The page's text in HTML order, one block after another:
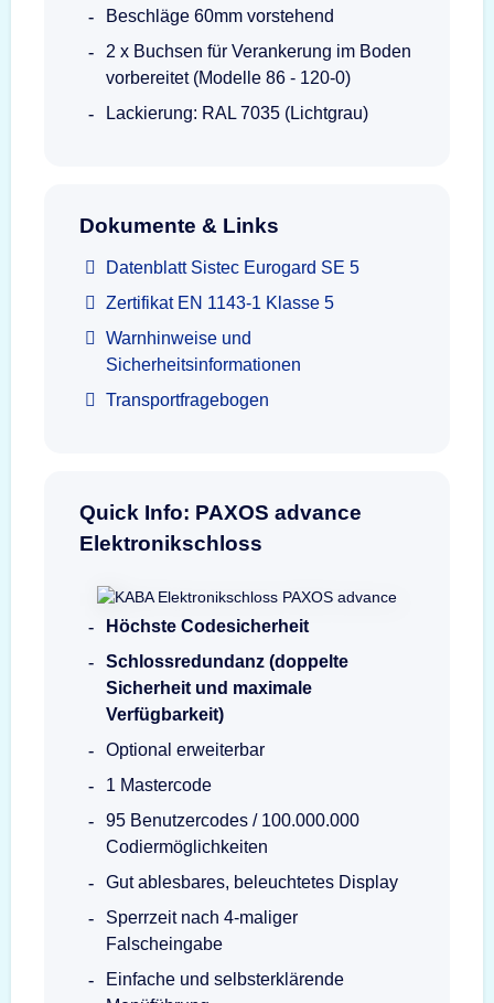
Beschläge 60mm vorstehend
2 x Buchsen für Verankerung im Boden
vorbereitet (Modelle 86 - 120-0)
Lackierung: RAL 7035 (Lichtgrau)
Dokumente & Links
Datenblatt Sistec Eurogard SE 5
Zertifikat EN 1143-1 Klasse 5
Warnhinweise und
Sicherheitsinformationen
Transportfragebogen
Quick Info: PAXOS advance
Elektronikschloss
Höchste Codesicherheit
Schlossredundanz (doppelte
Sicherheit und maximale
Verfügbarkeit)
Optional erweiterbar
1 Mastercode
95 Benutzercodes / 100.000.000
Codiermöglichkeiten
Gut ablesbares, beleuchtetes Display
Sperrzeit nach 4-maliger
Falscheingabe
Einfache und selbsterklärende